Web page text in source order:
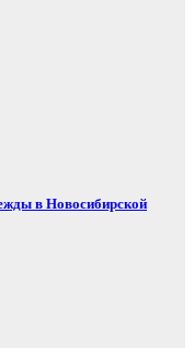
в Новосибирской